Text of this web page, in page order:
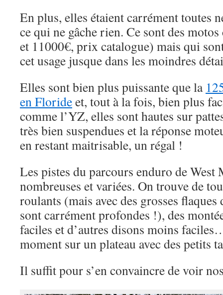
En plus, elles étaient carrément toutes
ce qui ne gâche rien. Ce sont des
et 11000€, prix catalogue) mais qui
cet usage jusque dans les moindres
Elles sont bien plus puissante que la
en Florideet, tout à la fois, bien plus
comme l’YZ, elles sont hautes sur
très bien suspendues et la réponse
en restant maitrisable, un régal !
Les pistes du parcours enduro de West
nombreuses et variées. On trouve de
roulants (mais avec des grosses flaques
sont carrément profondes !), des
faciles et d’autres disons moins
moment sur un plateau avec des petits
Il suffit pour s’en convaincre de voir